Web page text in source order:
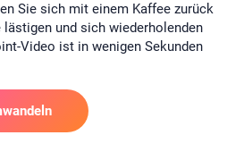
Sie sich mit einem Kaffee zurück
und sich wiederholenden
Video ist in wenigen Sekunden